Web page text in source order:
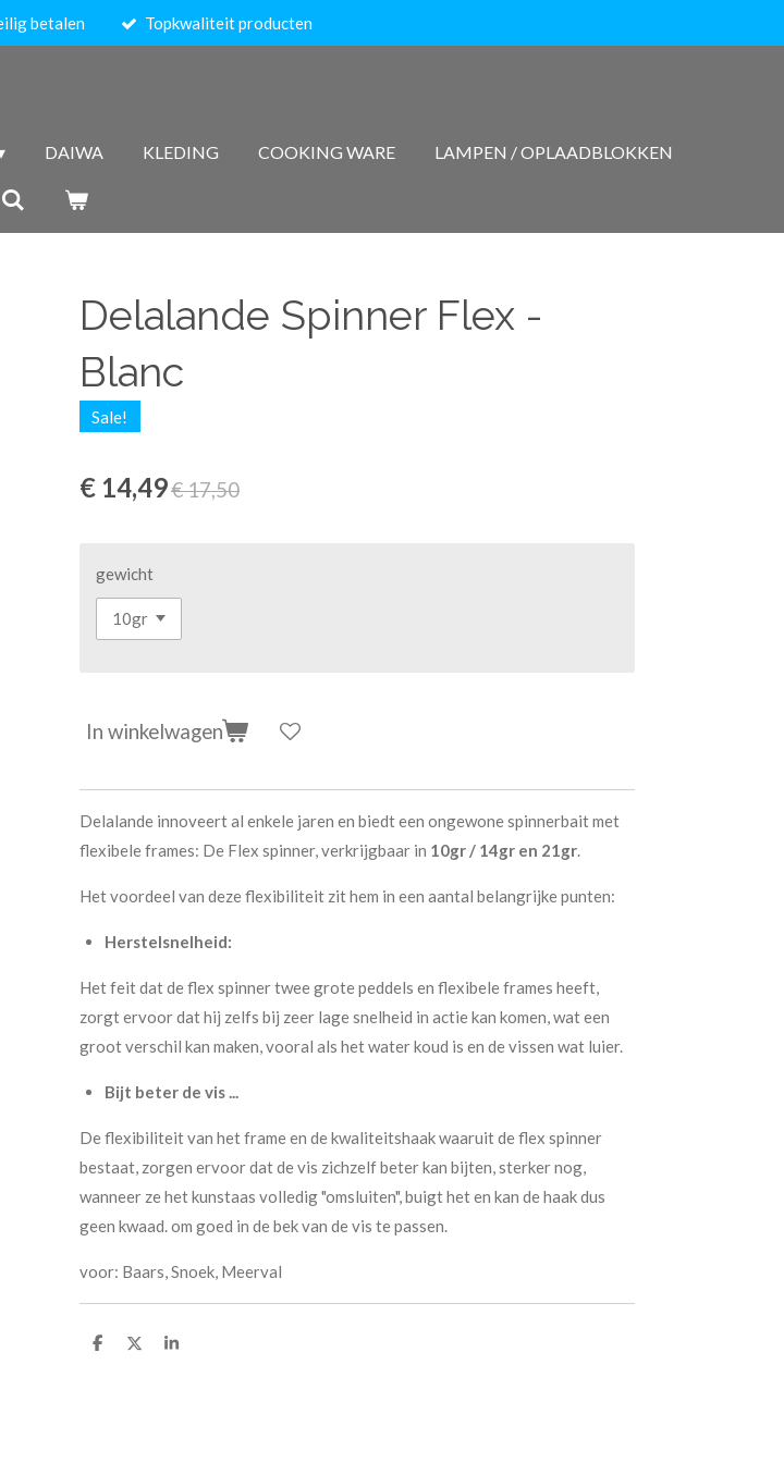
betalen Topkwaliteit producten
DAIWA KLEDING COOKING WARE LAMPEN / OPLAADBLOKKEN
Delalande Spinner Flex -
Blanc
Sale!
€ 14,49€ 17,50
gewicht
In winkelwagen
Delalande innoveert al enkele jaren en biedt een ongewone spinnerbait met
flexibele frames: De Flex spinner, verkrijgbaar in 10gr / 14gr en 21gr.
Het voordeel van deze flexibiliteit zit hem in een aantal belangrijke punten:
Herstelsnelheid:
Het feit dat de flex spinner twee grote peddels en flexibele frames heeft,
zorgt ervoor dat hij zelfs bij zeer lage snelheid in actie kan komen, wat een
groot verschil kan maken, vooral als het water koud is en de vissen wat luier.
Bijt beter de vis ...
De flexibiliteit van het frame en de kwaliteitshaak waaruit de flex spinner
bestaat, zorgen ervoor dat de vis zichzelf beter kan bijten, sterker nog,
wanneer ze het kunstaas volledig "omsluiten", buigt het en kan de haak dus
geen kwaad. om goed in de bek van de vis te passen.
voor: Baars, Snoek, Meerval
D
D
S